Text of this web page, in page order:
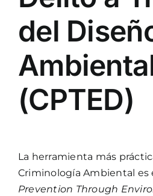
del
(CPTED)
La herramienta más
Criminología Ambiental es
Prevention Through